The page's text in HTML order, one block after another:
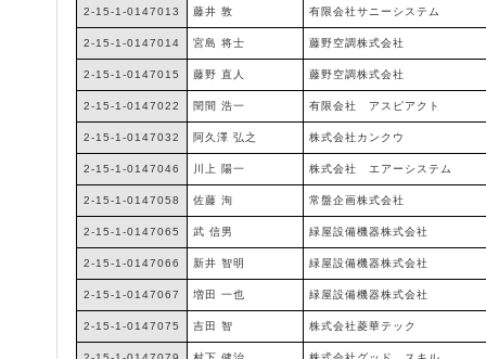
2-15-1-0147013 藤井 敦 有限会社サニーシステム
2-15-1-0147014 宮島 将士 藤野空調株式会社
2-15-1-0147015 藤野 直人 藤野空調株式会社
2-15-1-0147022 閏間 浩一 有限会社 アスピアクト
2-15-1-0147032 阿久澤 弘之 株式会社カンクウ
2-15-1-0147046 川上 陽一 株式会社 エアーシステム
2-15-1-0147058 佐藤 洵 常盤企画株式会社
2-15-1-0147065 武 信男 緑屋設備機器株式会社
2-15-1-0147066 新井 智明 緑屋設備機器株式会社
2-15-1-0147067 増田 一也 緑屋設備機器株式会社
2-15-1-0147075 吉田 智 株式会社菱華テック